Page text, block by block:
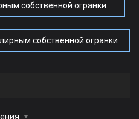
собственной огранки
собственной огранки